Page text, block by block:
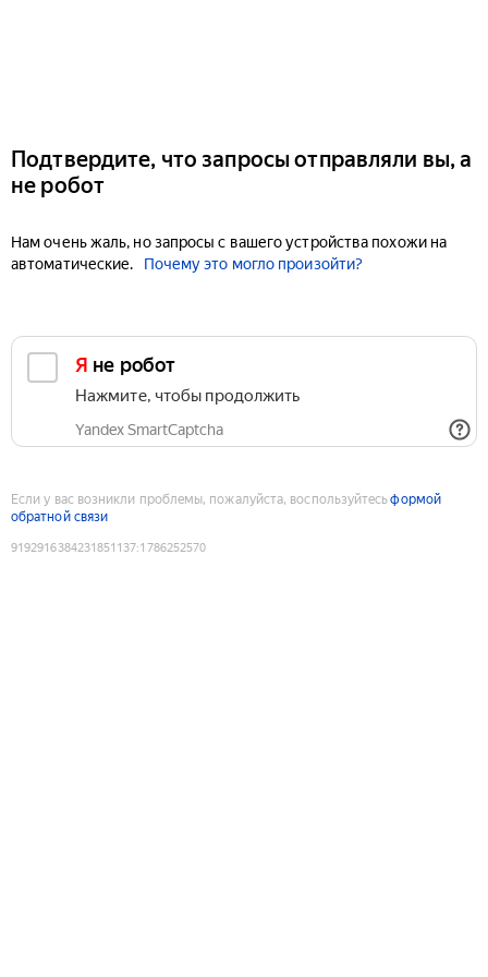
Подтвердите, что запросы отправляли вы, а
не робот
Нам очень жаль, но запросы с вашего устройства похожи на
автоматические.
Почему это могло произойти?
Я не робот
Нажмите, чтобы продолжить
Yandex SmartCaptcha
Если у вас возникли проблемы, пожалуйста, воспользуйтесьформой
обратной связи
9192916384231851137:1786252570